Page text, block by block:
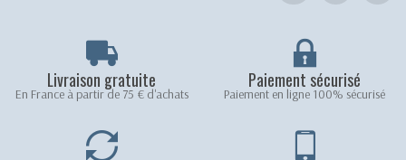
Livraison gratuite
En France à partir de 75 € d'achats
Paiement sécurisé
Paiement en ligne 100% sécurisé